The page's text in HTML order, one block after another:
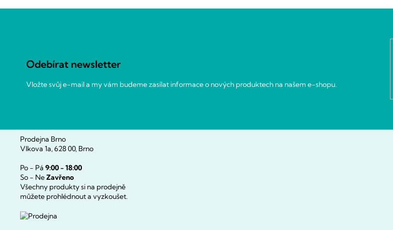
Odebírat newsletter
Vložte svůj e-mail a my vám budeme zasílat informace o nových produktech na našem e-shopu.
Prodejna Brno
Vlkova 1a, 628 00, Brno
Po - Pá 9:00 - 18:00
So - NeZavřeno
Všechny produkty si na prodejně
můžete prohlédnout a vyzkoušet.